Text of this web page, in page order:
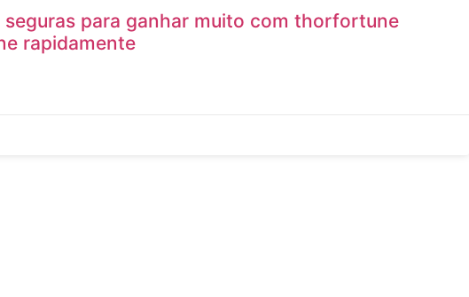
seguras para ganhar muito com thorfortune
rapidamente